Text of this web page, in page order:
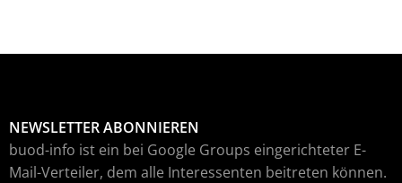
NEWSLETTER ABONNIEREN
buod-info ist ein bei Google Groups eingerichteter E-
Mail-Verteiler, dem alle Interessenten beitreten können.